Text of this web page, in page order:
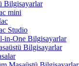
Bilgisayarlar
mini
Studio
in-One Bilgisayarlar
Bilgisayarlar